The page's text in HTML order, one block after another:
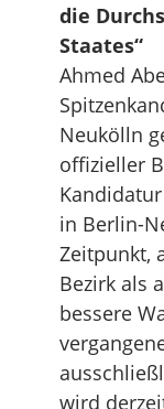
die
Staates“
Ahmed
Neukölln
offizieller
in Berlin-
Zeitpunkt,
Bezirk als
bessere
wird